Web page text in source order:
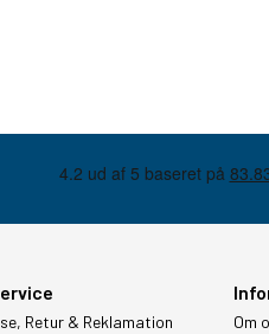
Retur & Reklamation
Om